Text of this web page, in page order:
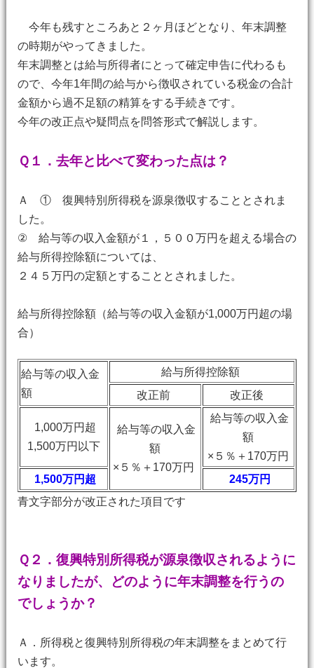
今年も残すところあと２ヶ月ほどとなり、年末調整
の時期がやってきました。
年末調整とは給与所得者にとって確定申告に代わるも
ので、今年1年間の給与から徴収されている税金の合計
金額から過不足額の精算をする手続きです。
今年の改正点や疑問点を問答形式で解説します。
Ｑ１．去年と比べて変わった点は？
Ａ ① 復興特別所得税を源泉徴収することとされま
した。
② 給与等の収入金額が１，５００万円を超える場合の
給与所得控除額については、
２４５万円の定額とすることとされました。
給与所得控除額（給与等の収入金額が1,000万円超の場
合）
給与等の収入金
額
給与所得控除額
改正前
改正後
1,000万円超
1,500万円以下
給与等の収入金
額
×５％＋170万円
給与等の収入金
額
×５％＋170万円
1,500万円超
245万円
青文字部分が改正された項目です
Ｑ２．復興特別所得税が源泉徴収されるように
なりましたが、どのように年末調整を行うの
でしょうか？
Ａ．所得税と復興特別所得税の年末調整をまとめて行
います。